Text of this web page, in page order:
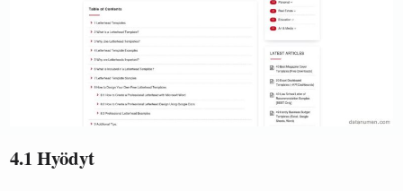
4.1 Hyödyt